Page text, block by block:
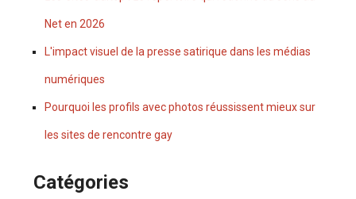
Net en 2026
L'impact visuel de la presse satirique dans les médias
numériques
Pourquoi les profils avec photos réussissent mieux sur
les sites de rencontre gay
Catégories